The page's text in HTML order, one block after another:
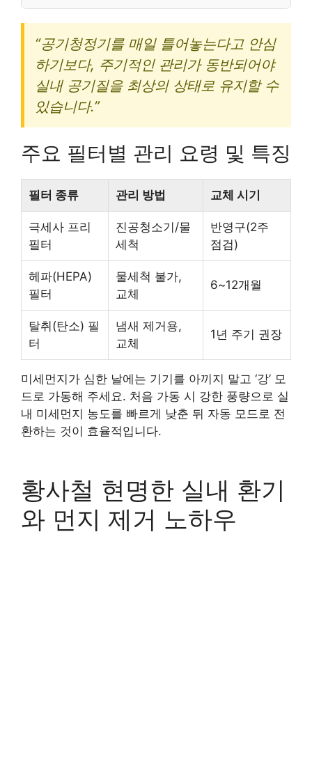
“공기청정기를 매일 틀어놓는다고 안심
하기보다, 주기적인 관리가 동반되어야
실내 공기질을 최상의 상태로 유지할 수
있습니다.”
주요 필터별 관리 요령 및 특징
필터 종류 관리 방법 교체 시기
극세사 프리
필터
진공청소기/물
세척
반영구(2주
점검)
헤파(HEPA)
필터
물세척 불가,
교체
6~12개월
탈취(탄소) 필
터
냄새 제거용,
교체
1년 주기 권장
미세먼지가 심한 날에는 기기를 아끼지 말고 ‘강’ 모
드로 가동해 주세요. 처음 가동 시 강한 풍량으로 실
내 미세먼지 농도를 빠르게 낮춘 뒤 자동 모드로 전
환하는 것이 효율적입니다.
황사철 현명한 실내 환기
와 먼지 제거 노하우